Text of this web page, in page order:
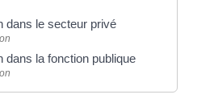
dans le secteur privé
dans la fonction publique